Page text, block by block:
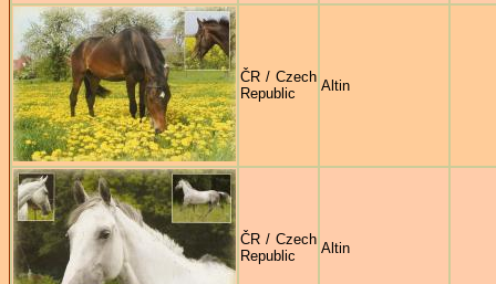
ČR / Czech
Republic
Altin
ČR / Czech
Republic
Altin